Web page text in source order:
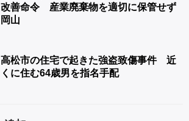
改善命令 産業廃棄物を適切に保管せず
岡山
高松市の住宅で起きた強盗致傷事件 近
くに住む64歳男を指名手配